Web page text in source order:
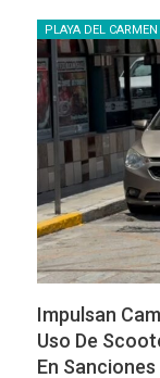
PLAYA DEL CARMEN
Impulsan
Uso De
En Sanciones